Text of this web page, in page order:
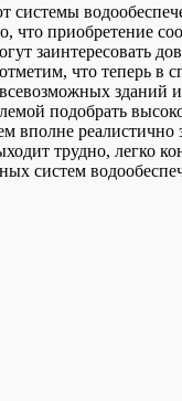
системы
приобретение
заинтересовать
что теперь в
подобрать
трудно, легко
систем